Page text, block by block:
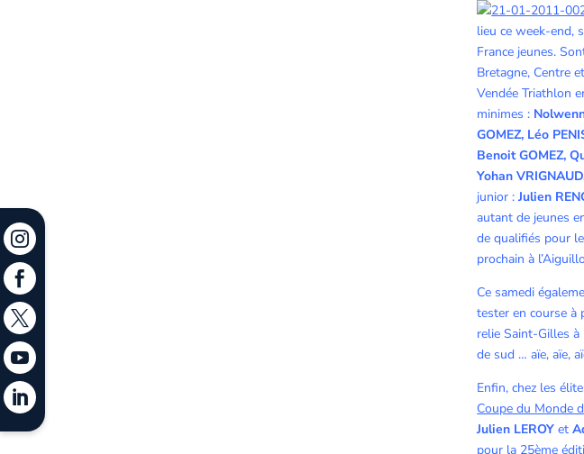
lieu ce week-end,
France jeunes.
Bretagne, Centre
Vendée Triathlon
minimes :
GOMEZ, Léo
Benoit GOMEZ,
Yohan
junior :Julien
autant de jeunes
de qualifiés pour
prochain à
Ce samedi
tester en course à
relie Saint-Gilles
de sud … aïe, aïe,
Enfin, chez les
Coupe du Monde
Julien LEROY et
pour la 25ème